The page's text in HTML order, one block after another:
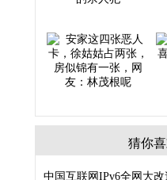
猜你
中国互联网IPv6全网大